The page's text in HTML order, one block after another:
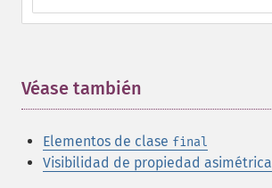
Véase también
Elementos de clase final
Visibilidad de propiedad asimétrica